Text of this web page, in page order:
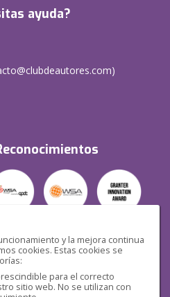
y la mejora continua
cookies. Estas cookies se
para el correcto
sitio web. No se utilizan con
ayuda?
)